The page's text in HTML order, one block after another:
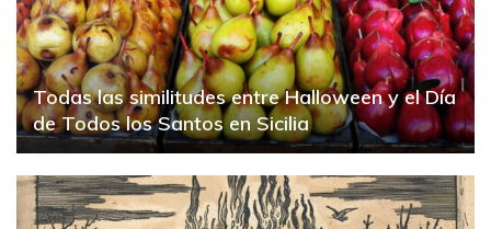
Todas las similitudes entre Halloween y el Día
de Todos los Santos en Sicilia